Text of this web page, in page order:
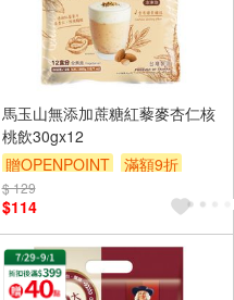
馬玉山無添加蔗糖紅藜麥杏仁核
桃飲30gx12
贈OPENPOINT
滿額9折
贈$200
$ 129
$114